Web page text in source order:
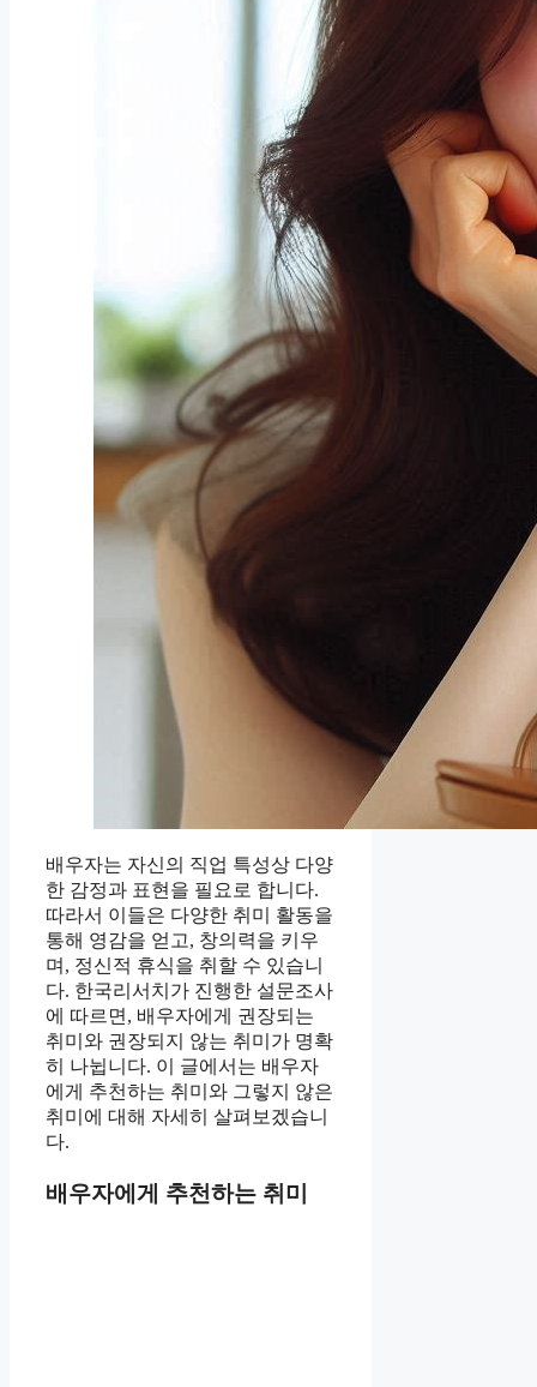
배우자는 자신의 직업 특성상 다양
한 감정과 표현을 필요로 합니다.
따라서 이들은 다양한 취미 활동을
통해 영감을 얻고, 창의력을 키우
며, 정신적 휴식을 취할 수 있습니
다. 한국리서치가 진행한 설문조사
에 따르면, 배우자에게 권장되는
취미와 권장되지 않는 취미가 명확
히 나뉩니다. 이 글에서는 배우자
에게 추천하는 취미와 그렇지 않은
취미에 대해 자세히 살펴보겠습니
다.
배우자에게 추천하는 취미